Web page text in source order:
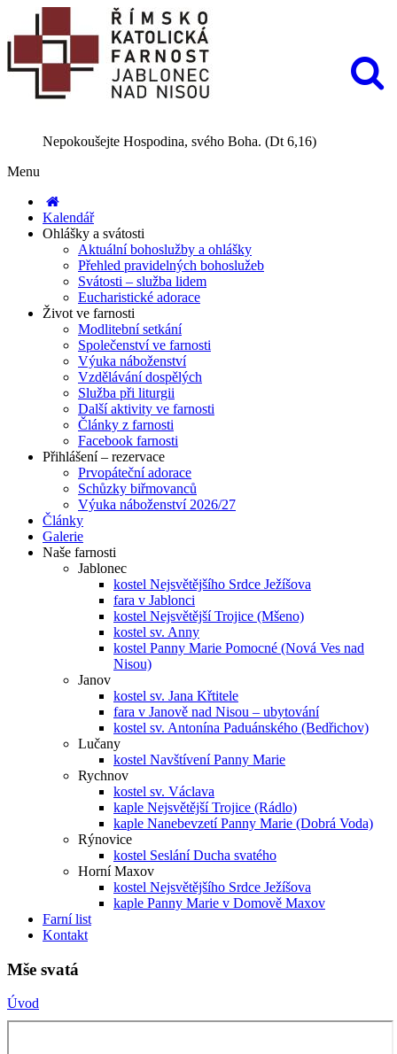
Nepokoušejte Hospodina, svého Boha. (Dt 6,16)
Menu
Kalendář
Ohlášky a svátosti
Aktuální bohoslužby a ohlášky
Přehled pravidelných bohoslužeb
Svátosti – služba lidem
Eucharistické adorace
Život ve farnosti
Modlitební setkání
Společenství ve farnosti
Výuka náboženství
Vzdělávání dospělých
Služba při liturgii
Další aktivity ve farnosti
Články z farnosti
Facebook farnosti
Přihlášení – rezervace
Prvopáteční adorace
Schůzky biřmovanců
Výuka náboženství 2026/27
Články
Galerie
Naše farnosti
Jablonec
kostel Nejsvětějšího Srdce Ježíšova
fara v Jablonci
kostel Nejsvětější Trojice (Mšeno)
kostel sv. Anny
kostel Panny Marie Pomocné (Nová Ves nad
Nisou)
Janov
kostel sv. Jana Křtitele
fara v Janově nad Nisou – ubytování
kostel sv. Antonína Paduánského (Bedřichov)
Lučany
kostel Navštívení Panny Marie
Rychnov
kostel sv. Václava
kaple Nejsvětější Trojice (Rádlo)
kaple Nanebevzetí Panny Marie (Dobrá Voda)
Rýnovice
kostel Seslání Ducha svatého
Horní Maxov
kostel Nejsvětějšího Srdce Ježíšova
kaple Panny Marie v Domově Maxov
Farní list
Kontakt
Mše svatá
Úvod